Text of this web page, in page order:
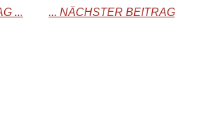
... ... NÄCHSTER BEITRAG